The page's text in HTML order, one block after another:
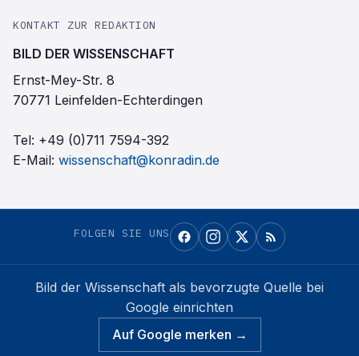
KONTAKT ZUR REDAKTION
BILD DER WISSENSCHAFT
Ernst-Mey-Str. 8
70771 Leinfelden-Echterdingen
Tel: +49 (0)711 7594-392
E-Mail: wissenschaft@konradin.de
FOLGEN SIE UNS
Bild der Wissenschaft als bevorzugte Quelle bei
Google einrichten
Auf Google merken →